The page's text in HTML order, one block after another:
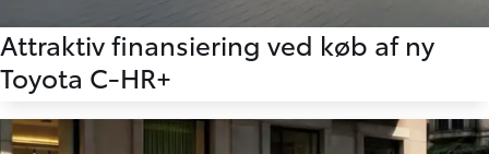
Attraktiv finansiering ved køb af ny
Toyota C-HR+